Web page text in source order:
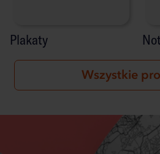
Plakaty
Wszystkie